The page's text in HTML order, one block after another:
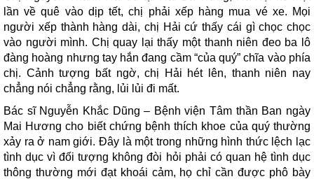
lần về quê vào dịp tết, chị phải xếp hàng mua vé xe. Mọi
người xếp thành hàng dài, chị Hải cứ thấy cái gì chọc chọc
vào người mình. Chị quay lại thấy một thanh niên đeo ba lô
đàng hoàng nhưng tay hắn đang cầm “của quý” chĩa vào phía
chị. Cảnh tượng bất ngờ, chị Hải hét lên, thanh niên nay
chẳng nói chẳng rằng, lủi lủi đi mất.
Bác sĩ Nguyễn Khắc Dũng – Bệnh viện Tâm thần Ban ngày
Mai Hương cho biết chứng bệnh thích khoe của quý thường
xảy ra ở nam giới. Đây là một trong những hình thức lệch lạc
tình dục vì đối tượng không đòi hỏi phải có quan hệ tình dục
thông thường mới đạt khoái cảm, họ chỉ cần được phô bày